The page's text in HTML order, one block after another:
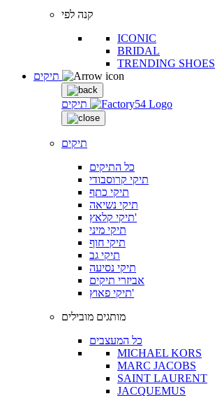
קנה לפי
ICONIC
BRIDAL
TRENDING SHOES
תיקים
תיקים
כל התיקים
תיקי קרוסבודי
תיקי כתף
תיקי נשיאה
תיקי קלאץ'
תיקי מיני
תיקי חוף
תיקי גב
תיקי נסיעה
אביזרי תיקים
תיקי פאוץ'
מותגים מובילים
כל המעצבים
MICHAEL KORS
MARC JACOBS
SAINT LAURENT
JACQUEMUS